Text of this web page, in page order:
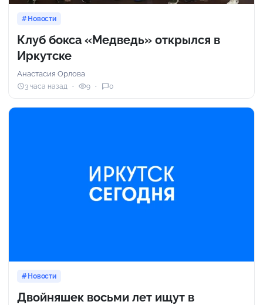
Новости
Клуб бокса «Медведь» открылся в
Иркутске
Анастасия Орлова
3 часа назад 9 0
Новости
Двойняшек восьми лет ищут в